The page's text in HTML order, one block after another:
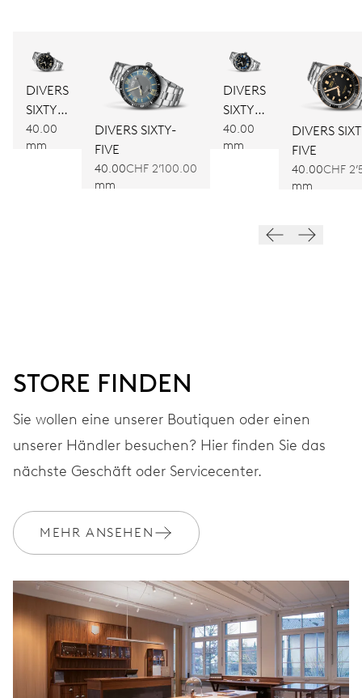
DIVERS
SIXTY-
FIVE
40.00
mm
DIVERS SIXTY-
FIVE
40.00
mm
CHF 2’100.00
DIVERS
SIXTY-
FIVE
40.00
mm
DIVERS
FIVE
40.00
mm
CHF
STORE FINDEN
Sie wollen eine unserer Boutiquen oder einen
unserer Händler besuchen? Hier finden Sie das
nächste Geschäft oder Servicecenter.
MEHR ANSEHEN